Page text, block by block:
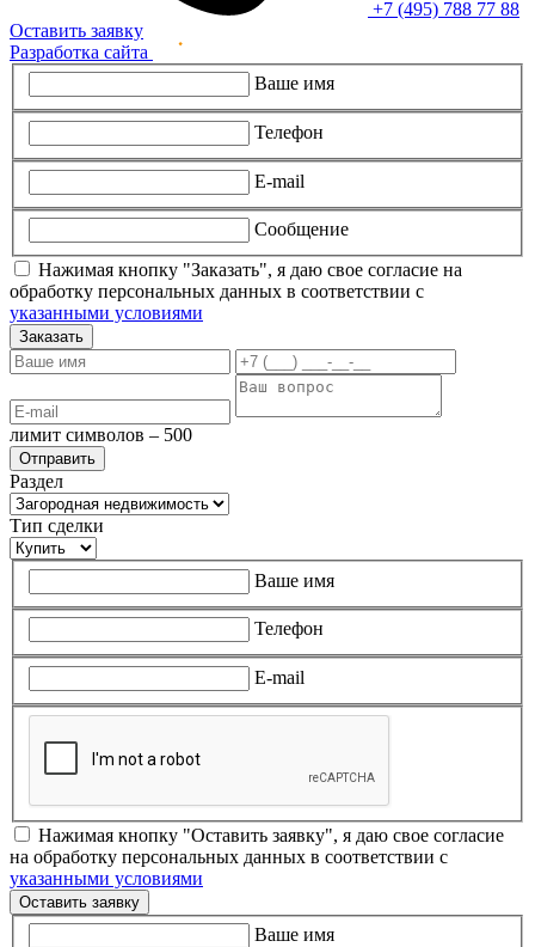
+7 (495) 788 77 88
Оставить заявку
Разработка сайта
Ваше имя
Телефон
E-mail
Сообщение
Нажимая кнопку "Заказать", я даю свое согласие на
обработку персональных данных в соответствии с
указанными условиями
Заказать
лимит символов – 500
Раздел
Тип сделки
Ваше имя
Телефон
E-mail
Нажимая кнопку "Оставить заявку", я даю свое согласие
на обработку персональных данных в соответствии с
указанными условиями
Оставить заявку
Ваше имя